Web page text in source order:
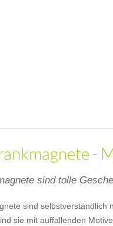
-
sind tolle
sind
sie mit auffallenden